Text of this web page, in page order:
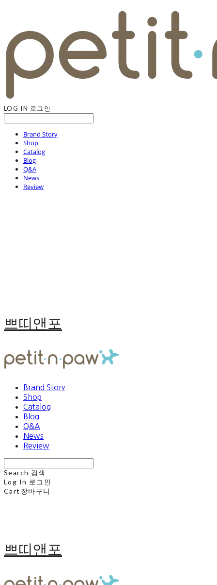
LOG IN 로그인
Brand Story
Shop
Catalog
Blog
Q&A
News
Review
쁘띠앤포
Brand Story
Shop
Catalog
Blog
Q&A
News
Review
Search 검색
Log In 로그인
Cart 장바구니
쁘띠앤포